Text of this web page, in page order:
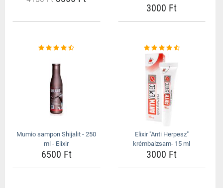
3000 Ft
Mumio sampon Shijalit - 250
ml - Elixir
6500 Ft
Elixir "Anti Herpesz"
krémbalzsam- 15 ml
3000 Ft